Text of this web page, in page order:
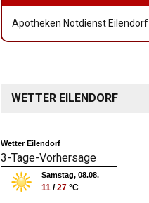
Apotheken Notdienst Eilendorf
WETTER EILENDORF
Wetter Eilendorf
3-Tage-Vorhersage
Samstag, 08.08.
11 /27 °C